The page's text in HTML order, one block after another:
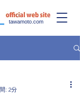
tawamoto.com
: 2分